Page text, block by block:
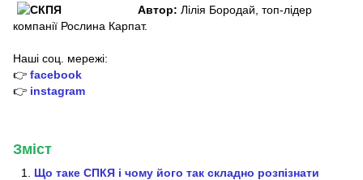
Автор: Лілія Бородай, топ-лідер
компанії Рослина Карпат.
Наші соц. мережі:
👉 facebook
👉 instagram
Зміст
Що таке СПКЯ і чому його так складно розпізнати